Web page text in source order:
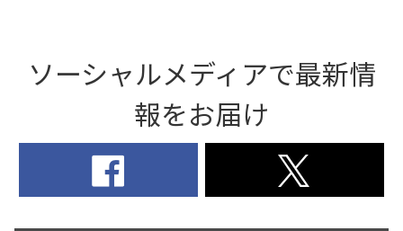
ソーシャルメディアで最新情
報をお届け